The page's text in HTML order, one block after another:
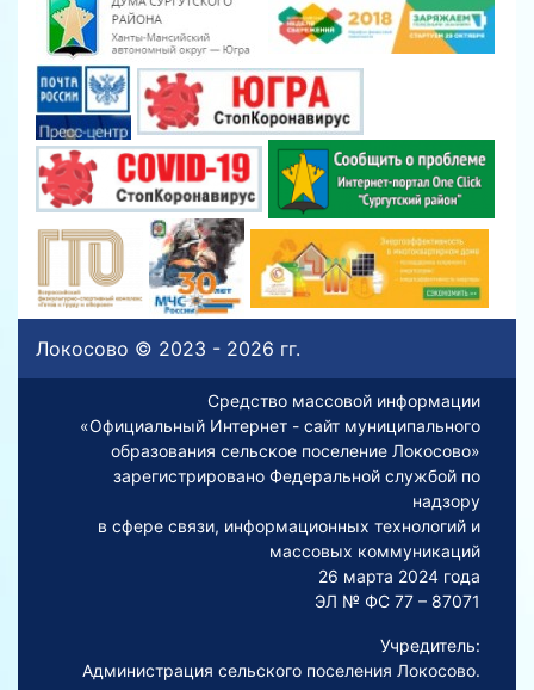
Локосово © 2023 - 2026 гг.
Средство массовой информации
«Официальный Интернет - сайт муниципального
образования сельское поселение Локосово»
зарегистрировано Федеральной службой по
надзору
в сфере связи, информационных технологий и
массовых коммуникаций
26 марта 2024 года
ЭЛ № ФС 77 – 87071
Учредитель:
Администрация сельского поселения Локосово.